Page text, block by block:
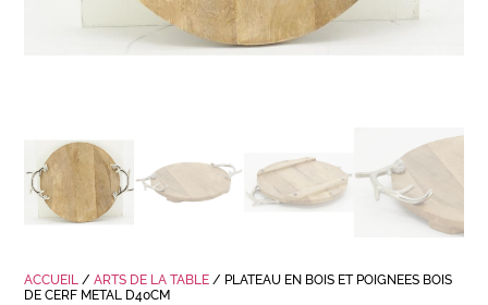
ACCUEIL /ARTS DE LA TABLE / PLATEAU EN BOIS ET POIGNEES BOIS
DE CERF METAL D40CM